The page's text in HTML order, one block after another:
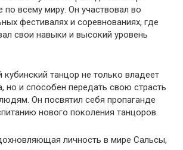
по всему миру. Он участвовал во
фестивалях и соревнованиях, где
свои навыки и высокий уровень
кубинский танцор не только владеет
но и способен передать свою страсть
Он посвятил себя пропаганде
нового поколения танцоров.
личность в мире Сальсы,